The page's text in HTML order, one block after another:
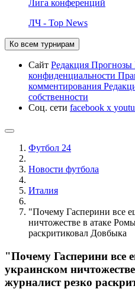
Лига конференций
ЛЧ - Top News
Ко всем турнирам
Сайт Редакция Прогнозы
конфиденциальности
комментирования
собственности
Соц. сети facebook x
Футбол 24
Новости футбола
Италия
"Почему Гасперини все
ничтожестве в атаке
раскритиковал Довбыка
"Почему Гасперини все
украинском
журналист резко